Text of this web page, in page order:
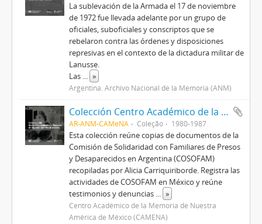
La sublevación de la Armada el 17 de noviembre
de 1972 fue llevada adelante por un grupo de
oficiales, suboficiales y conscriptos que se
rebelaron contra las órdenes y disposiciones
represivas en el contexto de la dictadura militar de
Lanusse.
Las ... »
Argentina. Archivo Nacional de la Memoria (ANM)
Colección Centro Académico de la Memoria de Nuestra América de México
AR-ANM-CAMeNA Coleção 1980-1987
Esta colección reúne copias de documentos de la
Comisión de Solidaridad con Familiares de Presos
y Desaparecidos en Argentina (COSOFAM)
recopiladas por Alicia Carriquiriborde. Registra las
actividades de COSOFAM en México y reúne
testimonios y denuncias ... »
Centro Académico de la Memoria de Nuestra
América de México (CAMENA)